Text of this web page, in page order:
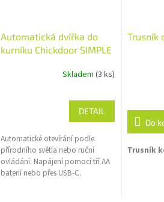
Automatická dvířka do
kurníku Chickdoor SIMPLE
Skladem (3 ks)
DETAIL
Automatické otevírání podle
přírodního světla nebo ruční
ovládání. Napájení pomocí tří AA
baterií nebo přes USB-C.
Trusník
Do
Trusník